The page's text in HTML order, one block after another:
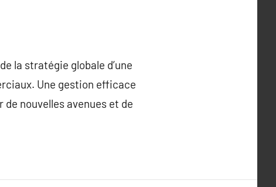
la stratégie globale d’une
Une gestion efficace
nouvelles avenues et de